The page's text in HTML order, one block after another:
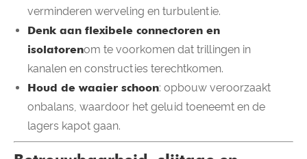
verminderen werveling en turbulentie.
Denk aan flexibele connectoren en
isolatorenom te voorkomen dat trillingen in
kanalen en constructies terechtkomen.
Houd de waaier schoon: opbouw veroorzaakt
onbalans, waardoor het geluid toeneemt en de
lagers kapot gaan.